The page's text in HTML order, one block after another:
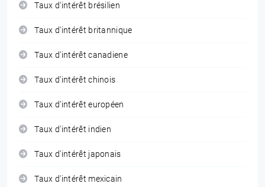
Taux d'intérêt brésilien
Taux d'intérêt britannique
Taux d'intérêt canadiene
Taux d'intérêt chinois
Taux d'intérêt européen
Taux d'intérêt indien
Taux d'intérêt japonais
Taux d'intérêt mexicain